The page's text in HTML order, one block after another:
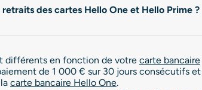
des cartes Hello One et Hello Prime ?
différents en fonction de votre carte bancaire
de 1 000 € sur 30 jours consécutifs
carte bancaire Hello One.